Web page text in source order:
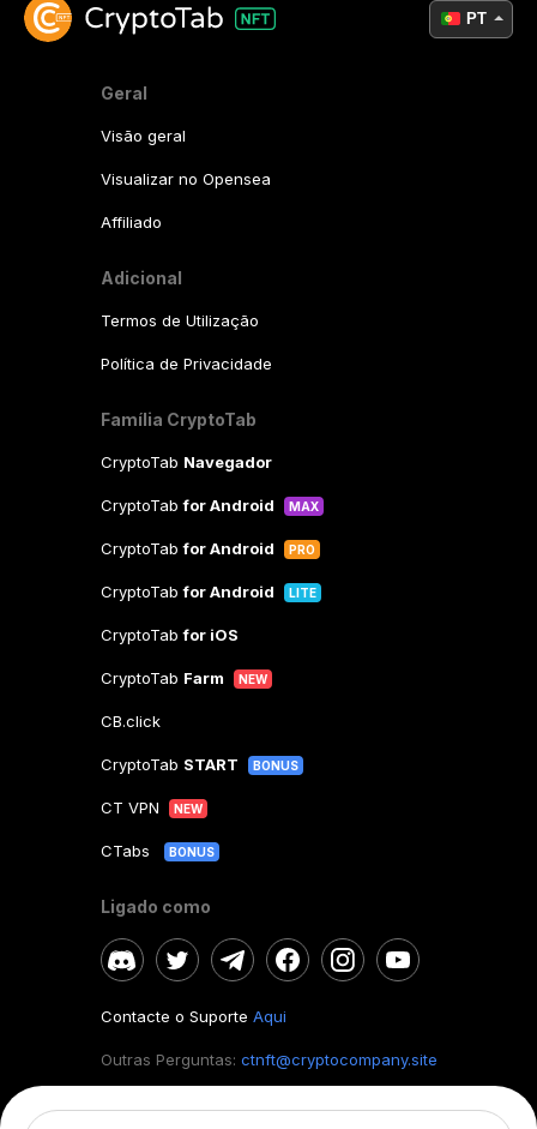
Geral
Visão geral
Visualizar no Opensea
Affiliado
Adicional
Termos de Utilização
Política de Privacidade
Família CryptoTab
CryptoTab Navegador
CryptoTabfor Android MAX
CryptoTabfor Android PRO
CryptoTabfor Android LITE
CryptoTabfor iOS
CryptoTab Farm NEW
CB.click
CryptoTab START BONUS
CT VPN NEW
CTabs BONUS
Ligado como
Contacte o Suporte Aqui
Outras Perguntas: ctnft@cryptocompany.site
PT